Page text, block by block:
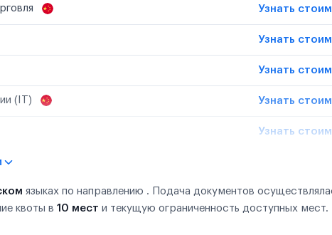
Узнать
Узнать
Узнать
(IT) Узнать
Узнать
языках по направлению . Подача документов
квоты в 10 мест и текущую ограниченность доступных мест.